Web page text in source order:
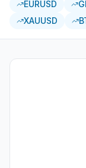
EURUSD
XAUUSD